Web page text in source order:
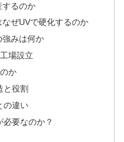
するのか
なぜUVで硬化するのか
みは何か
場設立
か
と役割
の違い
要なのか？